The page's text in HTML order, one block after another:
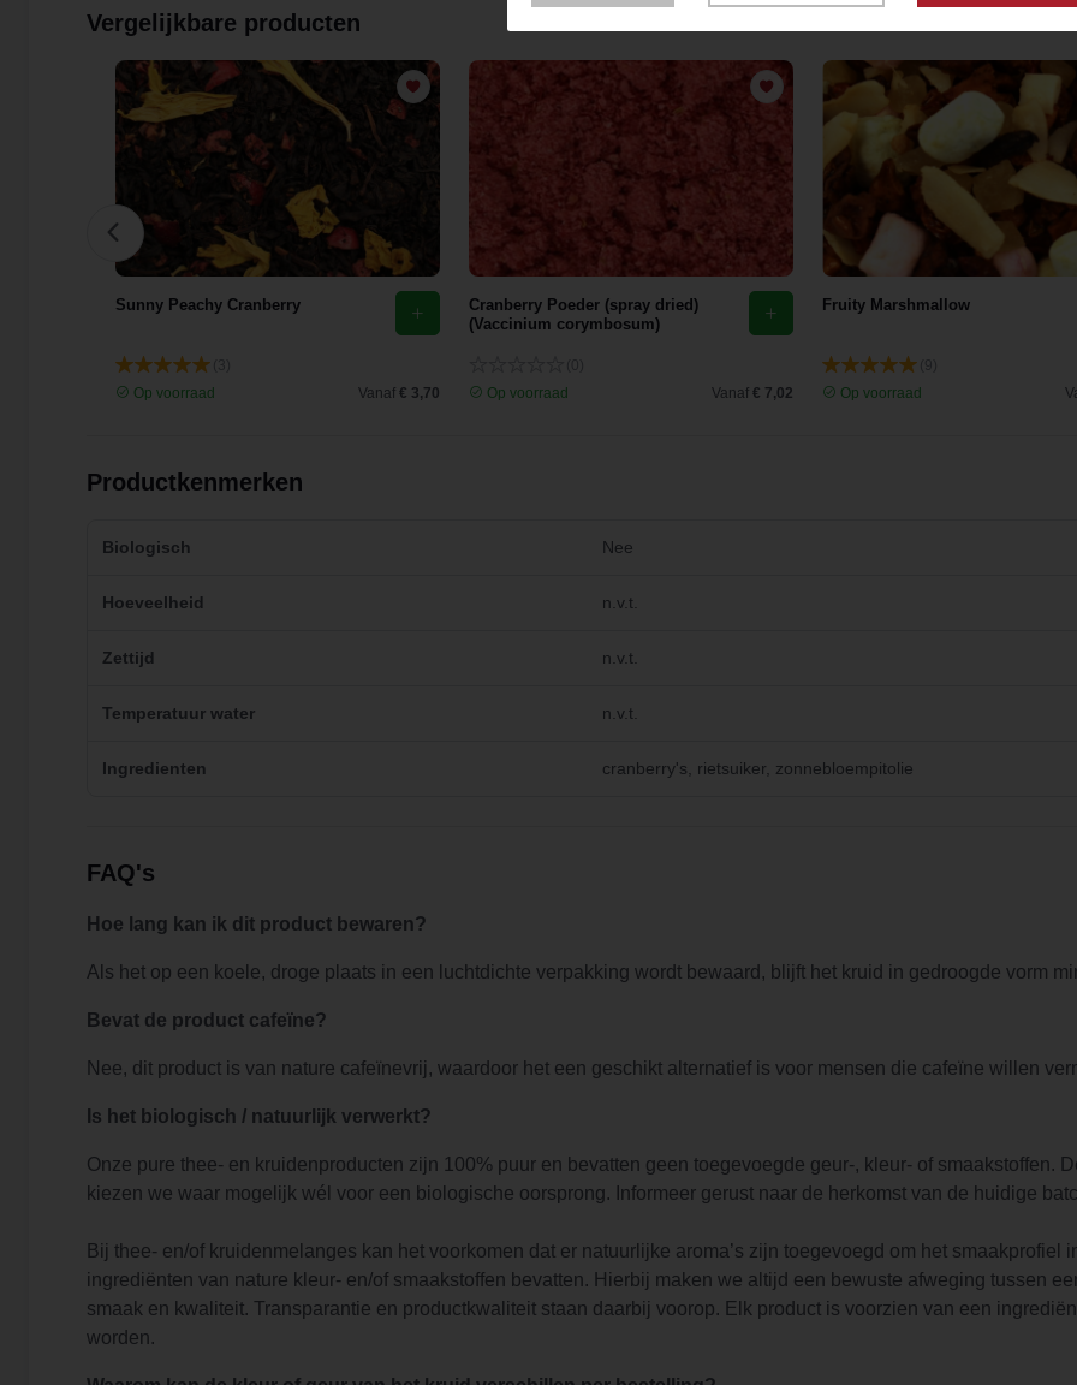
Vergelijkbare producten
Sunny Peachy Cranberry
Op voorraad
Vanaf € 3,70
Cranberry Poeder (spray dried)
(Vaccinium corymbosum)
Op voorraad
Vanaf € 7,02
Fruity Marshmallow
Op voorraad
Productkenmerken
Biologisch Nee
Hoeveelheid n.v.t.
Zettijd n.v.t.
Temperatuur water n.v.t.
Ingredienten cranberry's, rietsuiker, zonnebloempitolie
FAQ's
Hoe lang kan ik dit product bewaren?
Als het op een koele, droge plaats in een luchtdichte verpakking wordt bewaard, blijft het kruid in gedroogde vorm
Bevat de product cafeïne?
Nee, dit product is van nature cafeïnevrij, waardoor het een geschikt alternatief is voor mensen die cafeïne willen
Is het biologisch / natuurlijk verwerkt?
Onze pure thee- en kruidenproducten zijn 100% puur en bevatten geen toegevoegde geur-, kleur- of smaakstoffen.
kiezen we waar mogelijk wél voor een biologische oorsprong. Informeer gerust naar de herkomst van de huidige
Bij thee- en/of kruidenmelanges kan het voorkomen dat er natuurlijke aroma’s zijn toegevoegd om het smaakprofiel
ingrediënten van nature kleur- en/of smaakstoffen bevatten. Hierbij maken we altijd een bewuste afweging tussen
smaak en kwaliteit. Transparantie en productkwaliteit staan daarbij voorop. Elk product is voorzien van een
worden.